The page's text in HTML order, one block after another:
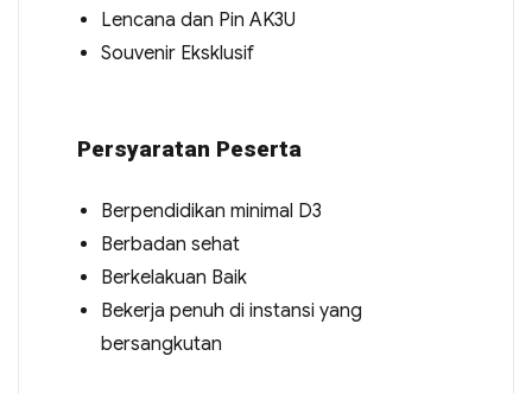
Lencana dan Pin AK3U
Souvenir Eksklusif
Persyaratan Peserta
Berpendidikan minimal D3
Berbadan sehat
Berkelakuan Baik
Bekerja penuh di instansi yang
bersangkutan